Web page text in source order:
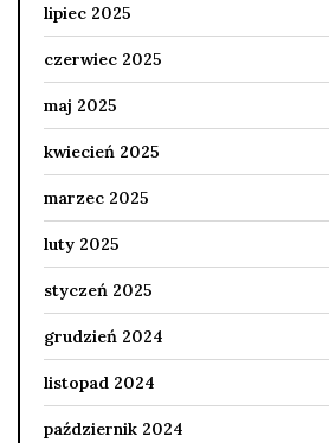
lipiec 2025
czerwiec 2025
maj 2025
kwiecień 2025
marzec 2025
luty 2025
styczeń 2025
grudzień 2024
listopad 2024
październik 2024